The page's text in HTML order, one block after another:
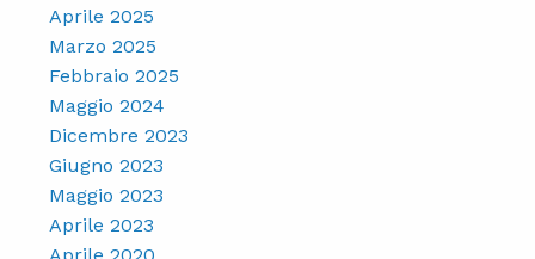
Aprile 2025
Marzo 2025
Febbraio 2025
Maggio 2024
Dicembre 2023
Giugno 2023
Maggio 2023
Aprile 2023